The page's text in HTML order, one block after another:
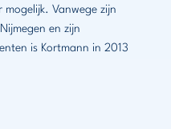
mogelijk. Vanwege zijn
en zijn
is Kortmann in 2013